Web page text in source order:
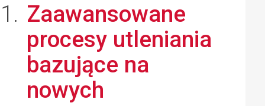
Zaawansowane
procesy utleniania
bazujące na
nowych